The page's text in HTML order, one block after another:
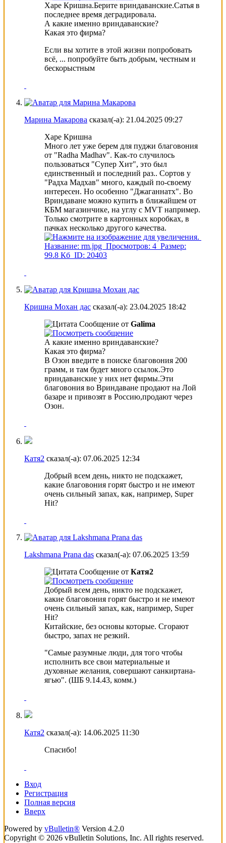
Харе Кришна.Берите вриндаванские.Сатья в
последнее время деградировала.
А какие именно вриндаванские?
Какая это фирма?
Если вы хотите в этой жизни попробовать
всё, ... попробуйте быть добрым, чeстным и
бескорыстным
Марина Макарова сказал(-а): 21.04.2025 09:27
Харе Кришна
Много лет уже берем для пуджи благовония
от "Radha Madhav". Как-то случилось
пользоваться "Супер Хит", это был
единственный и последний раз.. Сортов у
"Радха Мадхав" много, каждый по-своему
интересен. Но особенно "Джаганнатх". Во
Вриндаване можно купить в ближайшем от
КБМ магазинчике, на углу с MVT например.
Только смотрите в картонных коробках, в
пачках несколько другого качества.
Кришна Мохан дас сказал(-а): 23.04.2025 18:42
Сообщение от Galima
А какие именно вриндаванские?
Какая это фирма?
В Озон введите в поиске благовония 200
грамм, и там будет много ссылок.Это
вриндаванские у них нет фирмы.Эти
благовония во Вриндаване продают на Лой
базаре и привозят в Россию,продают через
Озон.
Катя2 сказал(-а): 07.06.2025 12:34
Добрый всем день, никто не подскажет,
какие благовония горят быстро и не имеют
очень сильный запах, как, например, Super
Hit?
Lakshmana Prana das сказал(-а): 07.06.2025 13:59
Сообщение от Катя2
Добрый всем день, никто не подскажет,
какие благовония горят быстро и не имеют
очень сильный запах, как, например, Super
Hit?
Китайские, без основы которые. Сгорают
быстро, запах не резкий.
"Самые разумные люди, для того чтобы
исполнить все свои материальные и
духовные желания, совершают санкиртана-
ягью". (ШБ 9.14.43, комм.)
Катя2 сказал(-а): 14.06.2025 11:30
Спасибо!
Вход
Регистрация
Полная версия
Вверх
Powered by vBulletin® Version 4.2.0
Copyright © 2026 vBulletin Solutions, Inc. All rights reserved.